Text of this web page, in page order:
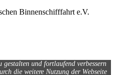
Binnenschifffahrt e.V.
gestalten und fortlaufend verbessern
die weitere Nutzung der Webseite